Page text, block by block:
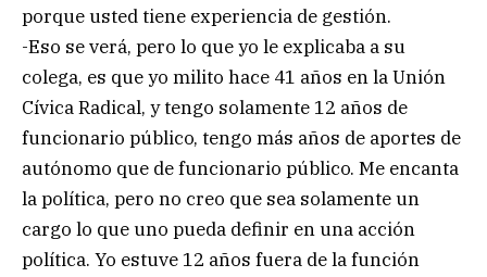
porque usted tiene experiencia de gestión.
-Eso se verá, pero lo que yo le explicaba a su
colega, es que yo milito hace 41 años en la Unión
Cívica Radical, y tengo solamente 12 años de
funcionario público, tengo más años de aportes de
autónomo que de funcionario público. Me encanta
la política, pero no creo que sea solamente un
cargo lo que uno pueda definir en una acción
política. Yo estuve 12 años fuera de la función